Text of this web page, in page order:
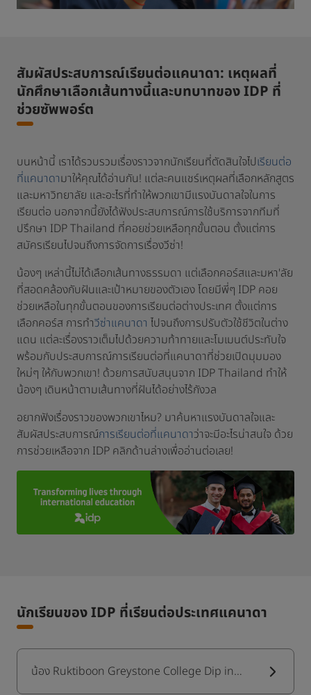
สัมผัสประสบการณ์เรียนต่อแคนาดา: เหตุผลที่
นักศึกษาเลือกเส้นทางนี้และบทบาทของ IDP ที่
ช่วยซัพพอร์ต
บนหน้านี้ เราได้รวบรวมเรื่องราวจากนักเรียนที่ตัดสินใจไปเรียนต่อ
ที่แคนาดามาให้คุณได้อ่านกัน! แต่ละคนแชร์เหตุผลที่เลือกหลักสูตร
และมหาวิทยาลัย และอะไรที่ทำให้พวกเขามีแรงบันดาลใจในการ
เรียนต่อ นอกจากนี้ยังได้ฟังประสบการณ์การใช้บริการจากทีมที่
ปรึกษา IDP Thailand ที่คอยช่วยเหลือทุกขั้นตอน ตั้งแต่การ
สมัครเรียนไปจนถึงการจัดการเรื่องวีซ่า!
น้องๆ เหล่านี้ไม่ได้เลือกเส้นทางธรรมดา แต่เลือกคอร์สและมหา'ลัย
ที่สอดคล้องกับฝันและเป้าหมายของตัวเอง โดยมีพี่ๆ IDP คอย
ช่วยเหลือในทุกขั้นตอนของการเรียนต่อต่างประเทศ ตั้งแต่การ
เลือกคอร์ส การทำวีซ่าแคนาดา ไปจนถึงการปรับตัวใช้ชีวิตในต่าง
แดน แต่ละเรื่องราวเต็มไปด้วยความท้าทายและโมเมนต์ประทับใจ
พร้อมกับประสบการณ์การเรียนต่อที่แคนาดาที่ช่วยเปิดมุมมอง
ใหม่ๆ ให้กับพวกเขา! ด้วยการสนับสนุนจาก IDP Thailand ทำให้
น้องๆ เดินหน้าตามเส้นทางที่ฝันได้อย่างไร้กังวล
อยากฟังเรื่องราวของพวกเขาไหม? มาค้นหาแรงบันดาลใจและ
สัมผัสประสบการณ์การเรียนต่อที่แคนาดาว่าจะมีอะไรน่าสนใจ ด้วย
การช่วยเหลือจาก IDP คลิกด้านล่างเพื่ออ่านต่อเลย!
นักเรียนของ IDP ที่เรียนต่อประเทศแคนาดา
น้อง Ruktiboon Greystone College Dip in